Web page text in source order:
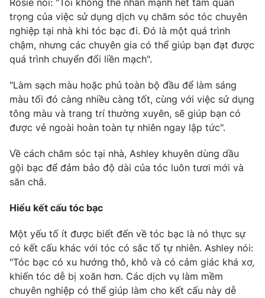
Ðiện thoại Thời báo VTV: 024.66 897 897
Email: toasoan@vtv.vn
Liên hệ quảng cáo:
024-7300.7108
® Cấm sao chép dưới mọi hình thức nếu không có sự chấp
thông tin từ website này.
Rosie nói: "Tôi không thể nhấn mạnh hết tầm quan
trọng của việc sử dụng dịch vụ chăm sóc tóc chuyên
nghiệp tại nhà khi tóc bạc đi. Đó là một quá trình
chậm, nhưng các chuyên gia có thể giúp bạn đạt được
quá trình chuyển đổi liền mạch".
"Làm sạch màu hoặc phủ toàn bộ đầu để làm sáng
màu tối đó càng nhiều càng tốt, cùng với việc sử dụng
tông màu và trang trí thường xuyên, sẽ giúp bạn có
được vẻ ngoài hoàn toàn tự nhiên ngay lập tức".
Về cách chăm sóc tại nhà, Ashley khuyên dùng dầu
gội bạc để đảm bảo độ dài của tóc luôn tươi mới và
săn chắ.
Hiểu kết cấu tóc bạc
Một yếu tố ít được biết đến về tóc bạc là nó thực sự
có kết cấu khác với tóc có sắc tố tự nhiên. Ashley nói:
"Tóc bạc có xu hướng thô, khô và có cảm giác khá xơ,
khiến tóc dễ bị xoăn hơn. Các dịch vụ làm mềm
chuyên nghiệp có thể giúp làm cho kết cấu này dễ